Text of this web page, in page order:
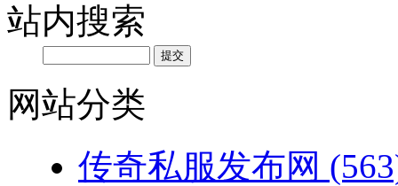
站内搜索
网站分类
传奇私服发布网